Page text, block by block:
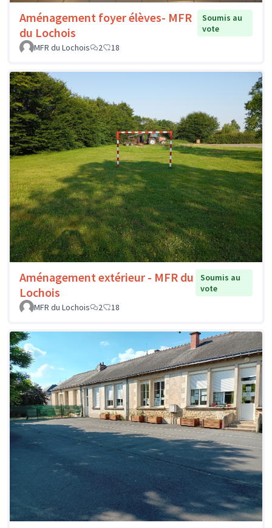
Aménagement foyer élèves- MFR
du Lochois
Soumis au
vote
MFR du Lochois
2 18
Aménagement extérieur - MFR du
Lochois
Soumis au
vote
MFR du Lochois
2 18